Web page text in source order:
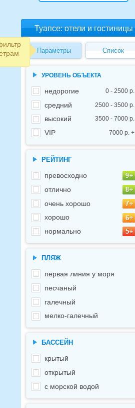
Туапсе: отели и гостиницы
Параметры Список
УРОВЕНЬ ОБЪЕКТА
недорогие 0 - 2500 р.
средний 2500 - 3500 р.
высокий 3500 - 7000 р.
VIP 7000 р. +
РЕЙТИНГ
превосходно
отлично
очень хорошо
хорошо
нормально
ПЛЯЖ
первая линия у моря
песчаный
галечный
мелко-галечный
БАССЕЙН
крытый
открытый
с морской водой